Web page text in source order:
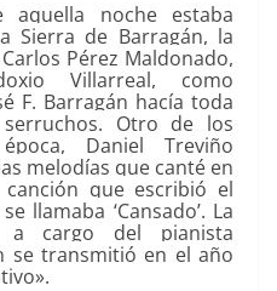
noche estaba
Sierra de Barragán, la
Pérez Maldonado,
Villarreal, como
F. Barragán hacía toda
Otro de los
Daniel Treviño
melodías que canté en
que escribió el
llamaba ‘Cansado’. La
a cargo del pianista
se transmitió en el año